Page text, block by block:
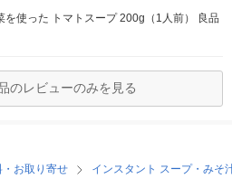
使った トマトスープ 200g（1人前） 良品
のレビューのみを見る
お取り寄せ インスタント スープ・みそ